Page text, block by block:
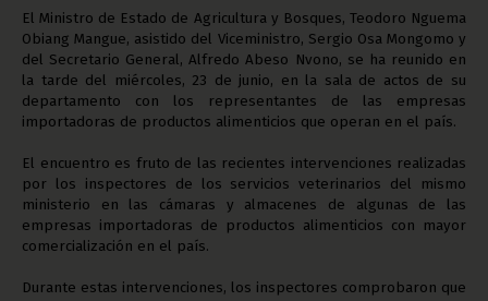
El Ministro de Estado de Agricultura y Bosques, Teodoro Nguema
Obiang Mangue, asistido del Viceministro, Sergio Osa Mongomo y
del Secretario General, Alfredo Abeso Nvono, se ha reunido en
la tarde del miércoles, 23 de junio, en la sala de actos de su
departamento con los representantes de las empresas
importadoras de productos alimenticios que operan en el país.
El encuentro es fruto de las recientes intervenciones realizadas
por los inspectores de los servicios veterinarios del mismo
ministerio en las cámaras y almacenes de algunas de las
empresas importadoras de productos alimenticios con mayor
comercialización en el país.
Durante estas intervenciones, los inspectores comprobaron que